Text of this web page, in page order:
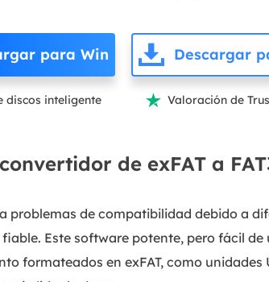
para Win
discos inteligente
Descargar
 Valoración de
de exFAT a
problemas de compatibilidad debido a
Este software potente, pero fácil
formateados en exFAT, como